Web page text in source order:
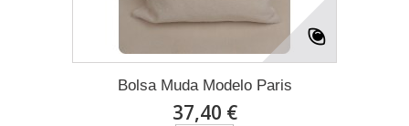
Bolsa Muda Modelo Paris
37,40 €